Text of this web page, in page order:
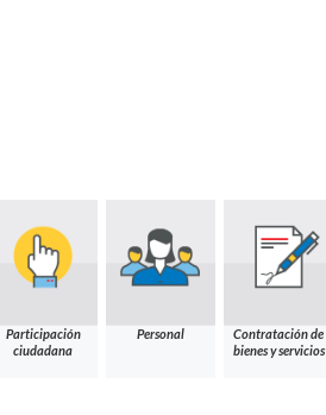
Participación
ciudadana
Personal
Contratación de
bienes y servicios